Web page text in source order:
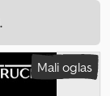
Mali oglas